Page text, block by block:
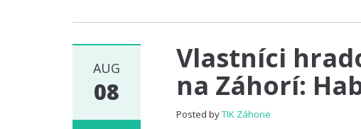
AUG
08
Vlastníci
na Záhorí:
Posted byTIK Záhorie